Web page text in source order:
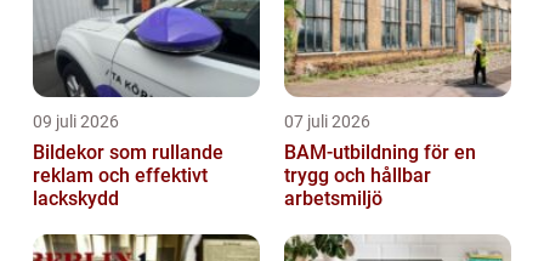
09 juli 2026
Bildekor som rullande
reklam och effektivt
lackskydd
07 juli 2026
BAM-utbildning för en
trygg och hållbar
arbetsmiljö